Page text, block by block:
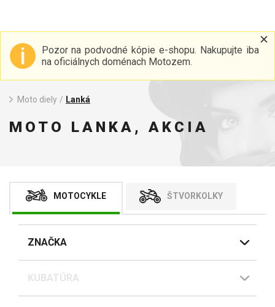
Pozor na podvodné kópie e-shopu. Nakupujte iba
na oficiálnych doménach Motozem.
Moto diely / Lanká
MOTO LANKA, AKCIA
MOTOCYKLE ŠTVORKOLKY
ZNAČKA
KUBATÚRA